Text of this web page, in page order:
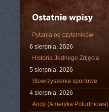
Pytania od czytelników
6 sierpnia, 2026
Historia Jednego Zdjęcia
5 sierpnia, 2026
Stowrzyszenia sportowe
4 sierpnia, 2026
Andy (Ameryka Południowa)